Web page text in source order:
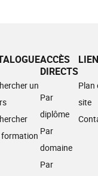
un
formation
ACCÈS
DIRECTS
Par
diplôme
Par
domaine
Par
Plan
site